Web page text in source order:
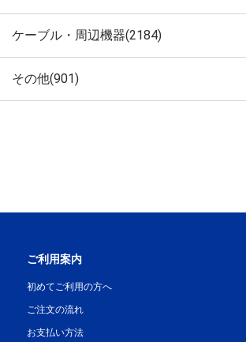
ケーブル・周辺機器(2184)
その他(901)
ご利用案内
初めてご利用の方へ
ご注文の流れ
お支払い方法